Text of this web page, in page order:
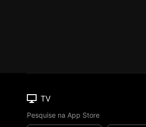
TV
Pesquise na App Store